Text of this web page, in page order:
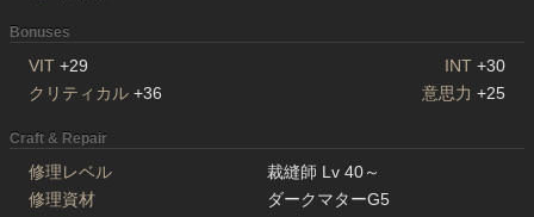
Bonuses
VIT +29 INT +30
クリティカル +36 意思力 +25
Craft & Repair
修理レベル
裁縫師 Lv 40～
修理資材
ダークマターG5